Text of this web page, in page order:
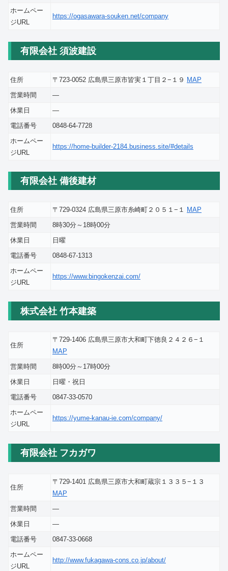
ホームペー
ジURL
https://ogasawara-souken.net/company
有限会社 須波建設
住所 〒723-0052 広島県三原市皆実１丁目２−１９ MAP
営業時間
―
休業日
―
電話番号
0848-64-7728
ホームペー
ジURL
https://home-builder-2184.business.site/#details
有限会社 備後建材
住所 〒729-0324 広島県三原市糸崎町２０５１−１ MAP
営業時間
8時30分～18時00分
休業日
日曜
電話番号
0848-67-1313
ホームペー
ジURL
https://www.bingokenzai.com/
株式会社 竹本建築
住所
〒729-1406 広島県三原市大和町下徳良２４２６−１
MAP
営業時間
8時00分～17時00分
休業日
日曜・祝日
電話番号
0847-33-0570
ホームペー
ジURL
https://yume-kanau-ie.com/company/
有限会社 フカガワ
住所
〒729-1401 広島県三原市大和町蔵宗１３３５−１３
MAP
営業時間
―
休業日
―
電話番号
0847-33-0668
ホームペー
ジURL
http://www.fukagawa-cons.co.jp/about/